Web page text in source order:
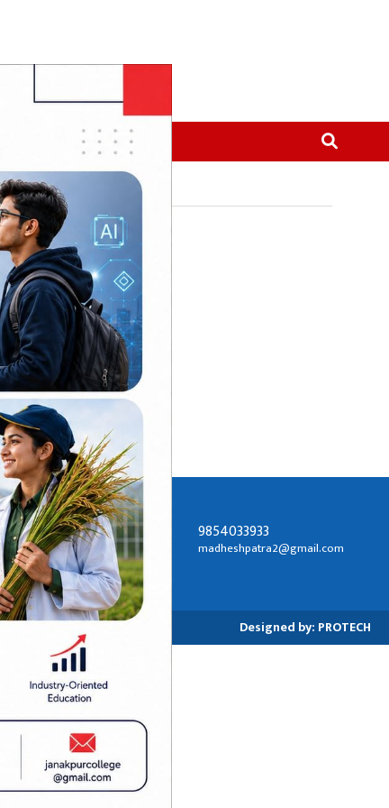
थप
सम्पर्क ठेगाना:
जनकपुरधाम-२, धनुषा
9854033933
madheshpatra2@gmail.com
Designed by: PROTECH